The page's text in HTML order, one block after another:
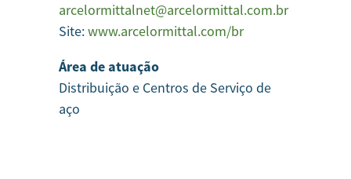
arcelormittalnet@arcelormittal.com.br
Site:www.arcelormittal.com/br
Área de atuação
Distribuição e Centros de Serviço de
aço